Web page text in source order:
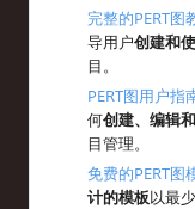
完整的PERT图
导用户创建和
目。
PERT图用户指
何创建、编辑
目管理。
免费的PERT图
计的模板以最